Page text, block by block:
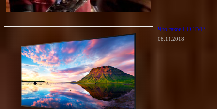
Что такое HD-TVI?
08.11.2018